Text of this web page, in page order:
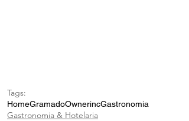
Tags:
HomeGramadoOwnerincGastronomia
Gastronomia & Hotelaria